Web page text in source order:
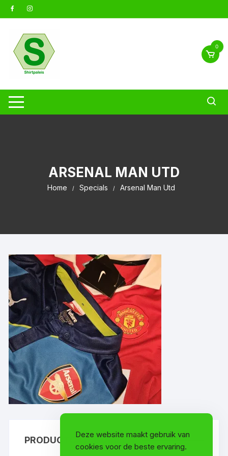
naar
0
ARSENAL MAN UTD
Home Specials Arsenal Man Utd
PRODUCTCATEGORIEËN
Deze website maakt gebruik van
cookies voor de beste ervaring.